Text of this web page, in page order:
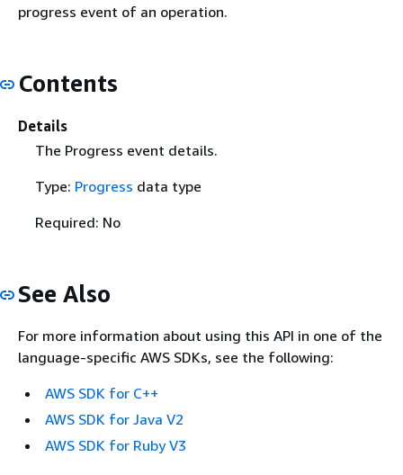
progress event of an operation.
Contents
Details
The Progress event details.
Type: Progress data type
Required: No
See Also
For more information about using this API in one of the
language-specific AWS SDKs, see the following:
AWS SDK for C++
AWS SDK for Java V2
AWS SDK for Ruby V3